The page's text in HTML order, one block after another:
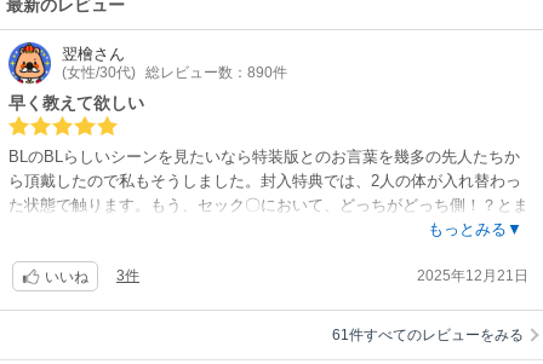
杉木×鈴木で、夢のように美しい史上のLOVEストーリーとなるコト、も
ー、大学受験以来の必死な願い、ホントに必死で祈ってます?‼
最新のレビュー
翌檜さん
(女性/30代) 総レビュー数：890件
早く教えて欲しい
BLのBLらしいシーンを見たいなら特装版とのお言葉を幾多の先人たちか
ら頂戴したので私もそうしました。封入特典では、2人の体が入れ替わっ
た状態で触ります。もう、セック〇において、どっちがどっち側！？とま
ぁ脳内変換がややこしくて、いや、ややこしくしなくていいのか？！と思
進んできます。2人を取り巻く環境がどんどん変わっていき、ずっと同じ
もっとみる▼
いいね 3件 2025年12月21日
61件すべてのレビューをみる